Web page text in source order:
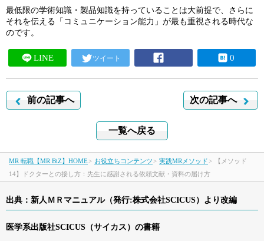
採用開始アラート
気になる会社でMRの募集が発生した瞬間、お知らせを受け取る
採用開始アラートとは
製薬メーカー・CSO最新動向
MR転職Q&A
最低限の学術知識・製品知識を持っていることは大前提で、さらに
それを伝える「コミュニケーション能力」が最も重視される時代な
のです。
LINE ツイート 0
前の記事へ 次の記事へ
一覧へ戻る
MR 転職【MR BiZ】HOME> お役立ちコンテンツ > 実践MRメソッド >
【メソッド
14】ドクターとの接し方：先生に感謝される依頼文献・資料の届け方
出典：新人ＭＲマニュアル（発行:株式会社SCICUS）より改編
医学系出版社SCICUS（サイカス）の書籍